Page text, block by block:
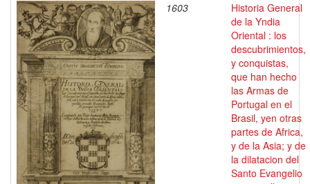
1603
Historia General
de la Yndia
Oriental : los
descubrimientos,
y conquistas,
que han hecho
las Armas de
Portugal en el
Brasil, yen otras
partes de Africa,
y de la Asia; y de
la dilatacion del
Santo Evangelio